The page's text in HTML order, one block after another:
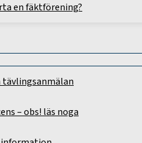
en fäktförening?
tävlingsanmälan
– obs! läs noga